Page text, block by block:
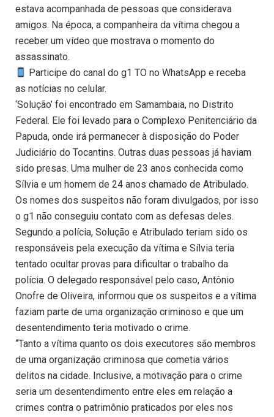
estava acompanhada de pessoas que considerava
amigos. Na época, a companheira da vítima chegou a
receber um vídeo que mostrava o momento do
assassinato.
Participe do canal do g1 TO no WhatsApp e receba
as notícias no celular.
‘Solução’ foi encontrado em Samambaia, no Distrito
Federal. Ele foi levado para o Complexo Penitenciário da
Papuda, onde irá permanecer à disposição do Poder
Judiciário do Tocantins. Outras duas pessoas já haviam
sido presas. Uma mulher de 23 anos conhecida como
Sílvia e um homem de 24 anos chamado de Atribulado.
Os nomes dos suspeitos não foram divulgados, por isso
o g1 não conseguiu contato com as defesas deles.
Segundo a polícia, Solução e Atribulado teriam sido os
responsáveis pela execução da vítima e Sílvia teria
tentado ocultar provas para dificultar o trabalho da
polícia. O delegado responsável pelo caso, Antônio
Onofre de Oliveira, informou que os suspeitos e a vítima
faziam parte de uma organização criminoso e que um
desentendimento teria motivado o crime.
“Tanto a vítima quanto os dois executores são membros
de uma organização criminosa que cometia vários
delitos na cidade. Inclusive, a motivação para o crime
seria um desentendimento entre eles em relação a
crimes contra o patrimônio praticados por eles nos